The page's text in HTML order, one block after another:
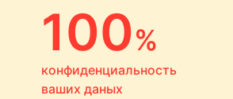
100%
конфиденциальность
ваших даных